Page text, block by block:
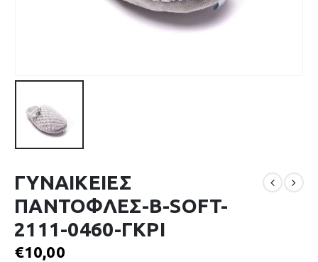
ΓΥΝΑΙΚΕΙΕΣ
ΠΑΝΤΟΦΛΕΣ-B-SOFT-
2111-0460-ΓΚΡΙ
€10,00